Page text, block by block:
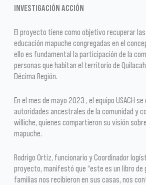
INVESTIGACIÓN ACCIÓN
El proyecto tiene como objetivo recuperar
educación mapuche congregadas en el
ello es fundamental la participación de la
personas que habitan el territorio de
Décima Región.
En el mes de mayo 2023 , el equipo USACH
autoridades ancestrales de la comunidad y
williche, quienes compartieron su visión
mapuche.
Rodrigo Ortiz, funcionario y Coordinador
proyecto, manifestó que “este es un libro de
familias nos recibieron en sus casas, nos